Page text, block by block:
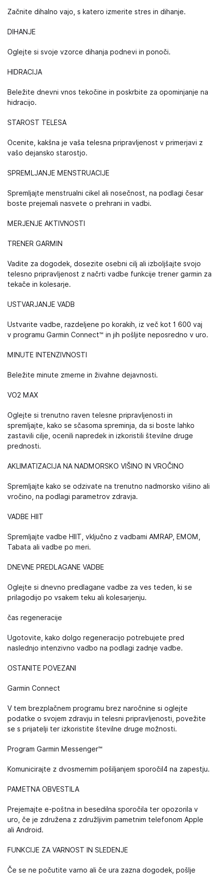
Začnite dihalno vajo, s katero izmerite stres in dihanje.
DIHANJE
Oglejte si svoje vzorce dihanja podnevi in ponoči.
HIDRACIJA
Beležite dnevni vnos tekočine in poskrbite za opominjanje na
hidracijo.
STAROST TELESA
Ocenite, kakšna je vaša telesna pripravljenost v primerjavi z
vašo dejansko starostjo.
SPREMLJANJE MENSTRUACIJE
Spremljajte menstrualni cikel ali nosečnost, na podlagi česar
boste prejemali nasvete o prehrani in vadbi.
MERJENJE AKTIVNOSTI
TRENER GARMIN
Vadite za dogodek, dosezite osebni cilj ali izboljšajte svojo
telesno pripravljenost z načrti vadbe funkcije trener garmin za
tekače in kolesarje.
USTVARJANJE VADB
Ustvarite vadbe, razdeljene po korakih, iz več kot 1 600 vaj
v programu Garmin Connect™ in jih pošljite neposredno v uro.
MINUTE INTENZIVNOSTI
Beležite minute zmerne in živahne dejavnosti.
VO2 MAX
Oglejte si trenutno raven telesne pripravljenosti in
spremljajte, kako se sčasoma spreminja, da si boste lahko
zastavili cilje, ocenili napredek in izkoristili številne druge
prednosti.
AKLIMATIZACIJA NA NADMORSKO VIŠINO IN VROČINO
Spremljajte kako se odzivate na trenutno nadmorsko višino ali
vročino, na podlagi parametrov zdravja.
VADBE HIIT
Spremljajte vadbe HIIT, vključno z vadbami AMRAP, EMOM,
Tabata ali vadbe po meri.
DNEVNE PREDLAGANE VADBE
Oglejte si dnevno predlagane vadbe za ves teden, ki se
prilagodijo po vsakem teku ali kolesarjenju.
čas regeneracije
Ugotovite, kako dolgo regeneracijo potrebujete pred
naslednjo intenzivno vadbo na podlagi zadnje vadbe.
OSTANITE POVEZANI
Garmin Connect
V tem brezplačnem programu brez naročnine si oglejte
podatke o svojem zdravju in telesni pripravljenosti, povežite
se s prijatelji ter izkoristite številne druge možnosti.
Program Garmin Messenger™
Komunicirajte z dvosmernim pošiljanjem sporočil4 na zapestju.
PAMETNA OBVESTILA
Prejemajte e-poštna in besedilna sporočila ter opozorila v
uro, če je združena z združljivim pametnim telefonom Apple
ali Android.
FUNKCIJE ZA VARNOST IN SLEDENJE
Če se ne počutite varno ali če ura zazna dogodek, pošlje